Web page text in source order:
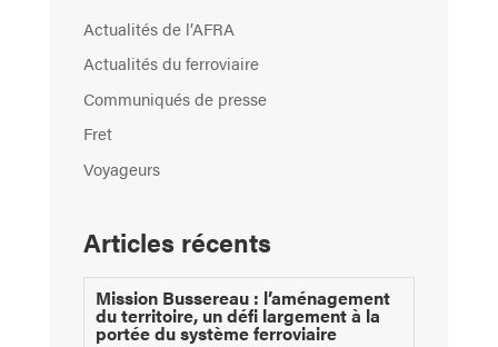
Actualités de l’AFRA
Actualités du ferroviaire
Communiqués de presse
Fret
Voyageurs
Articles récents
Mission Bussereau : l’aménagement
du territoire, un défi largement à la
portée du système ferroviaire